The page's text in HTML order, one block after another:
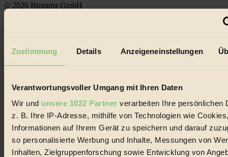
Zustimmung Details Anzeigeneinstellungen
Verantwortungsvoller Umgang mit Ihren Daten
Wir und unsere 1022 Partner verarbeiten Ihre persönlichen
z. B. Ihre IP-Adresse, mithilfe von Technologien wie
Informationen auf Ihrem Gerät zu speichern und darauf
so personalisierte Werbung und Inhalte, Messungen von
Inhalten, Zielgruppenforschung sowie Entwicklung von
© 2026 Biorama GmbH
Biorama steht für einen nachhaltigen Lebensstil und bewussten
Lebenswandel. Es ist eine moderne Plattform für Ideen, Menschen
Handels mit Bioprodukten, des Fair-Trade sowie der Branche
Social Media
22.601 Fans auf Facebook
3.415 Follower auf Twitter
Folge uns auf Instagram
Themen